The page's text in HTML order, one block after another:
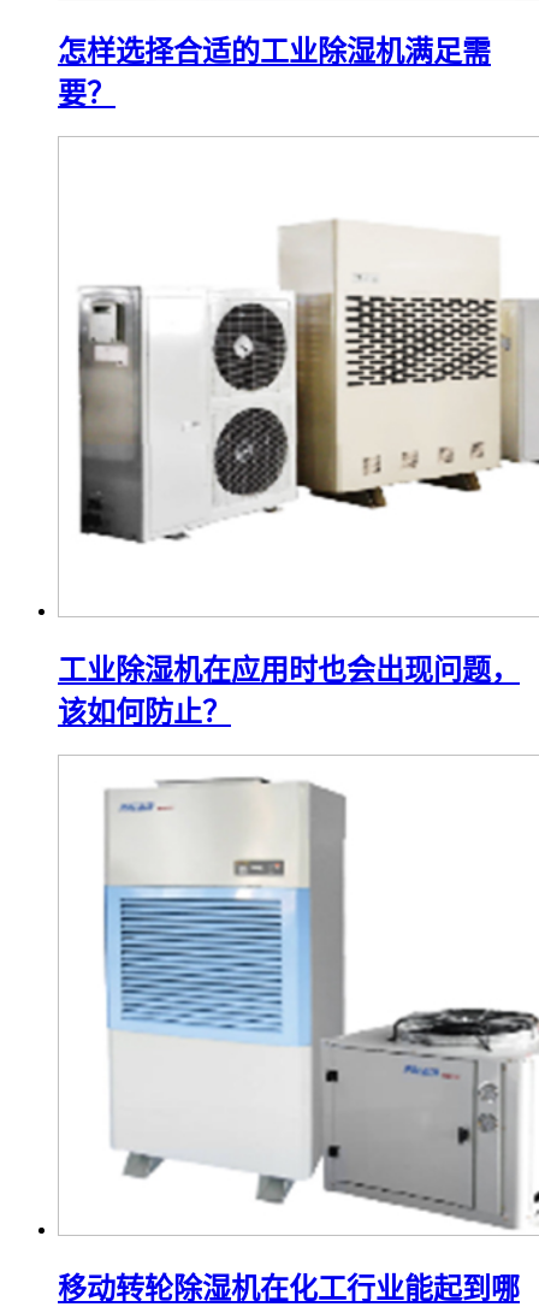
怎样选择合适的工业除湿机满足需
要？
工业除湿机在应用时也会出现问题，
该如何防止？
移动转轮除湿机在化工行业能起到哪